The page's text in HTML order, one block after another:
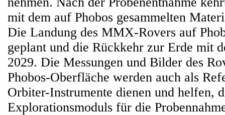
mit dem auf Phobos gesammelten
Die Landung des MMX-Rovers auf
geplant und die Rückkehr zur Erde mit
2029. Die Messungen und Bilder des
Phobos-Oberfläche werden auch als
Orbiter-Instrumente dienen und helfen,
Explorationsmoduls für die